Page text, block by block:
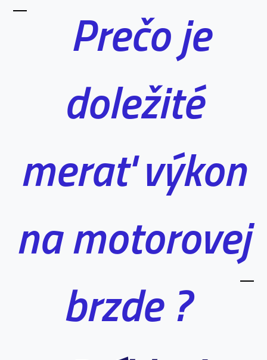
Prečo je
doležité
merať výkon
na motorovej
brzde ?